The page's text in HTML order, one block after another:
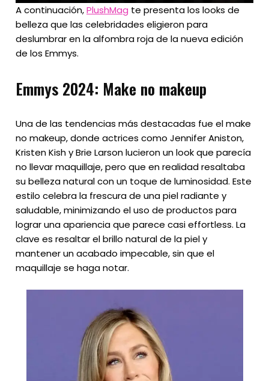
A continuación,PlushMag te presenta los looks de
belleza que las celebridades eligieron para
deslumbrar en la alfombra roja de la nueva edición
de los Emmys.
Emmys 2024: Make no makeup
Una de las tendencias más destacadas fue el make
no makeup, donde actrices como Jennifer Aniston,
Kristen Kish y Brie Larson lucieron un look que parecía
no llevar maquillaje, pero que en realidad resaltaba
su belleza natural con un toque de luminosidad. Este
estilo celebra la frescura de una piel radiante y
saludable, minimizando el uso de productos para
lograr una apariencia que parece casi effortless. La
clave es resaltar el brillo natural de la piel y
mantener un acabado impecable, sin que el
maquillaje se haga notar.